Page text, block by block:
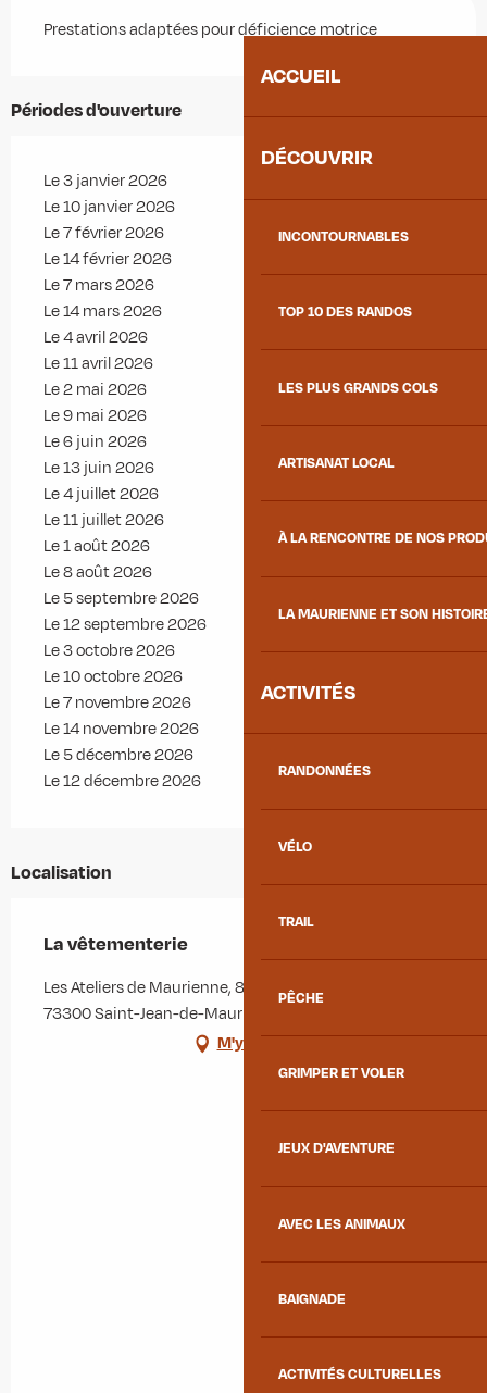
ACCUEIL
DÉCOUVRIR
INCONTOURNABLES
TOP 10 DES RANDOS
LES PLUS GRANDS COLS
ARTISANAT LOCAL
À LA RENCONTRE DE NOS
LA MAURIENNE ET SON
ACTIVITÉS
RANDONNÉES
VÉLO
TRAIL
PÊCHE
GRIMPER ET VOLER
JEUX D'AVENTURE
AVEC LES ANIMAUX
BAIGNADE
ACTIVITÉS CULTURELLES
Prestations adaptées pour déficience motrice
Périodes d'ouverture
Le 3 janvier 2026
Le 10 janvier 2026
Le 7 février 2026
Le 14 février 2026
Le 7 mars 2026
Le 14 mars 2026
Le 4 avril 2026
Le 11 avril 2026
Le 2 mai 2026
Le 9 mai 2026
Le 6 juin 2026
Le 13 juin 2026
Le 4 juillet 2026
Le 11 juillet 2026
Le 1 août 2026
Le 8 août 2026
Le 5 septembre 2026
Le 12 septembre 2026
Le 3 octobre 2026
Le 10 octobre 2026
Le 7 novembre 2026
Le 14 novembre 2026
Le 5 décembre 2026
Le 12 décembre 2026
Localisation
La vêtementerie
Les Ateliers de Maurienne, 847 rue des Chaudannes,
73300 Saint-Jean-de-Maurienne
M'y rendre